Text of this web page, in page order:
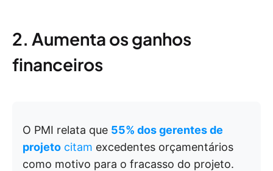
2. Aumenta os ganhos
financeiros
O PMI relata que 55% dos gerentes de
projeto citam excedentes orçamentários
como motivo para o fracasso do projeto.